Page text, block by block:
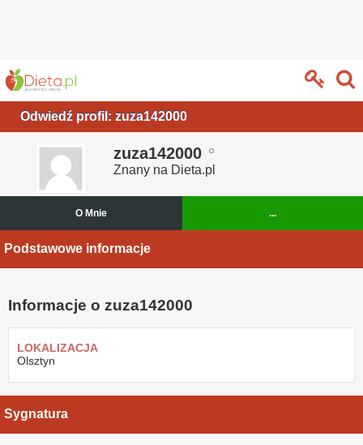
Odwiedź profil: zuza142000
zuza142000
Znany na Dieta.pl
O Mnie ...
Podstawowe informacje
Informacje o zuza142000
LOKALIZACJA
Olsztyn
Sygnatura